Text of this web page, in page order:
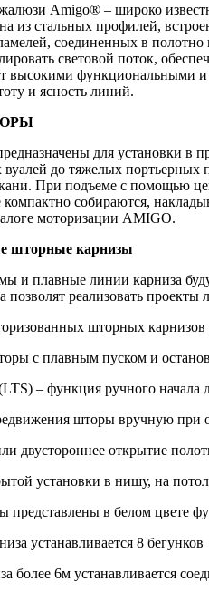
Amigo® – широко
из стальных профилей,
соединенных в полотно
световой поток,
высокими функциональными и
и ясность линий.
для установки в
вуалей до тяжелых
При подъеме с помощью
компактно собираются,
моторизации AMIGO.
шторные карнизы
и плавные линии карниза
позволят реализовать
шторных карнизов
с плавным пуском и
– функция ручного начала
шторы вручную при
двустороннее открытие
установки в нишу, на
представлены в белом цвете
устанавливается 8 бегунков
более 6м устанавливается